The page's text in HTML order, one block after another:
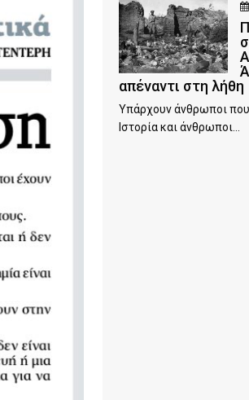
απέναντι στη λήθη
Υπάρχουν άνθρωποι
Ιστορία και άνθρωποι...